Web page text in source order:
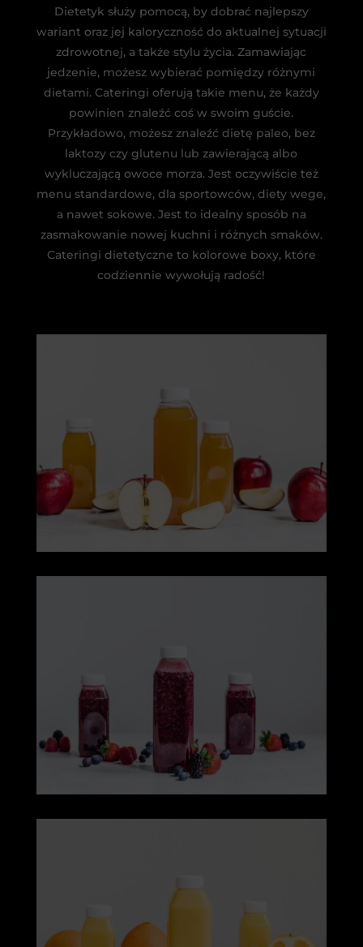
Dietetyk służy pomocą, by dobrać najlepszy
wariant oraz jej kaloryczność do aktualnej sytuacji
zdrowotnej, a także stylu życia. Zamawiając
jedzenie, możesz wybierać pomiędzy różnymi
dietami. Cateringi oferują takie menu, że każdy
powinien znaleźć coś w swoim guście.
Przykładowo, możesz znaleźć dietę paleo, bez
laktozy czy glutenu lub zawierającą albo
wykluczającą owoce morza. Jest oczywiście też
menu standardowe, dla sportowców, diety wege,
a nawet sokowe. Jest to idealny sposób na
zasmakowanie nowej kuchni i różnych smaków.
Cateringi dietetyczne to kolorowe boxy, które
codziennie wywołują radość!